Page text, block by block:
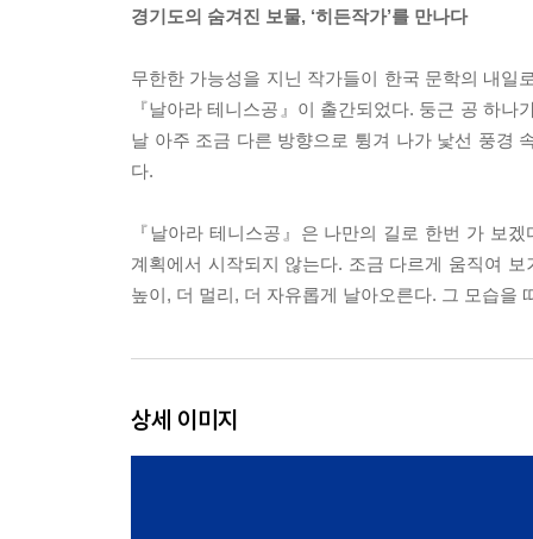
경기도의 숨겨진 보물, ‘히든작가’를 만나다
무한한 가능성을 지닌 작가들이 한국 문학의 내일
『날아라 테니스공』이 출간되었다. 둥근 공 하
날 아주 조금 다른 방향으로 튕겨 나가 낯선 풍경
다.
『날아라 테니스공』은 나만의 길로 한번 가 보
계획에서 시작되지 않는다. 조금 다르게 움직여
높이, 더 멀리, 더 자유롭게 날아오른다. 그 모습을
상세 이미지